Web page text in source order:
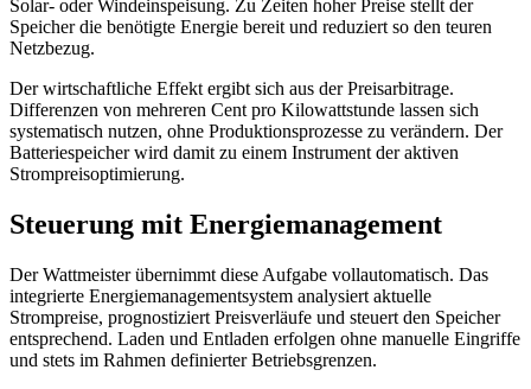
Solar- oder Windeinspeisung. Zu Zeiten hoher Preise stellt der
Speicher die benötigte Energie bereit und reduziert so den teuren
Netzbezug.
Der wirtschaftliche Effekt ergibt sich aus der Preisarbitrage.
Differenzen von mehreren Cent pro Kilowattstunde lassen sich
systematisch nutzen, ohne Produktionsprozesse zu verändern. Der
Batteriespeicher wird damit zu einem Instrument der aktiven
Strompreisoptimierung.
Steuerung mit Energiemanagement
Der Wattmeister übernimmt diese Aufgabe vollautomatisch. Das
integrierte Energiemanagementsystem analysiert aktuelle
Strompreise, prognostiziert Preisverläufe und steuert den Speicher
entsprechend. Laden und Entladen erfolgen ohne manuelle Eingriffe
und stets im Rahmen definierter Betriebsgrenzen.